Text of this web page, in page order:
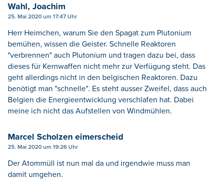
Wahl, Joachim
25. Mai 2020 um 17:47 Uhr
Herr Heimchen, warum Sie den Spagat zum Plutonium
bemühen, wissen die Geister. Schnelle Reaktoren
"verbrennen" auch Plutonium und tragen dazu bei, dass
dieses für Kernwaffen nicht mehr zur Verfügung steht. Das
geht allerdings nicht in den belgischen Reaktoren. Dazu
benötigt man "schnelle". Es steht ausser Zweifel, dass auch
Belgien die Energieentwicklung verschlafen hat. Dabei
meine ich nicht das Aufstellen von Windmühlen.
Marcel Scholzen eimerscheid
25. Mai 2020 um 19:26 Uhr
Der Atommüll ist nun mal da und irgendwie muss man
damit umgehen.